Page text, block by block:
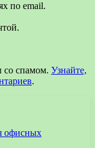
по email.
со спамом. Узнайте,
.
офисных